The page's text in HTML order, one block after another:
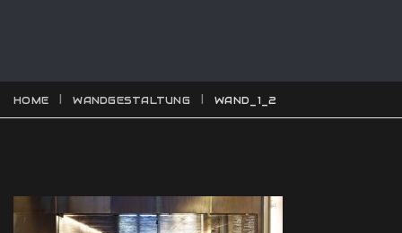
HOME WANDGESTALTUNG WAND_1_2